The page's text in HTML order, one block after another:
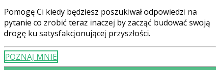
Pomogę Ci kiedy będziesz poszukiwał odpowiedzi na
pytanie co zrobić teraz inaczej by zacząć budować swoją
drogę ku satysfakcjonującej przyszłości.
POZNAJ MNIE